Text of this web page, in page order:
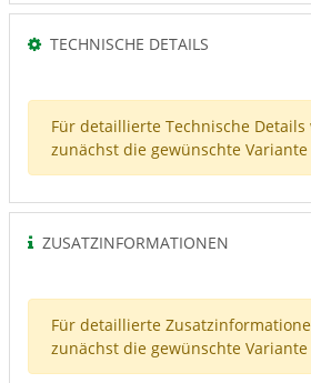
TECHNISCHE DETAILS
Für detaillierte Technische
zunächst die gewünschte Variante
ZUSATZINFORMATIONEN
Für detaillierte
zunächst die gewünschte Variante